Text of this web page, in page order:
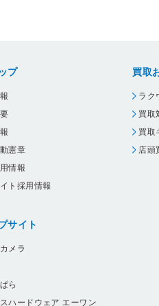
プ
憲章
情報
ト採用情報
サイト
メラ
ら
ハードウェア エーワン
買取
ラク
買取
買取
店頭